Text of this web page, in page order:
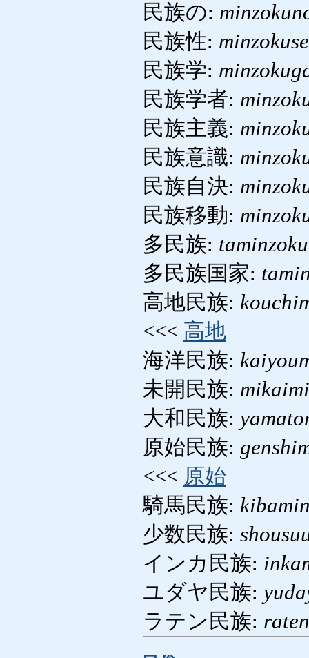
民族の:
民族性:
民族学:
民族学者:
民族主義:
民族意識:
民族自決:
民族移動:
多民族: taminzoku
多民族国家:
高地民族:
<<< 高地
海洋民族:
未開民族:
大和民族:
原始民族:
<<< 原始
騎馬民族:
少数民族:
インカ民族:
ユダヤ民族:
ラテン民族: